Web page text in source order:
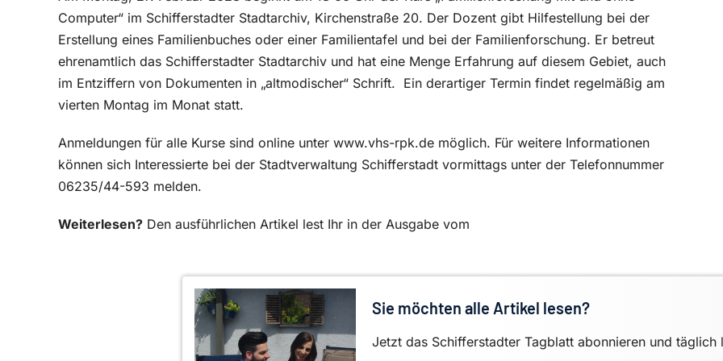
Computer“ im Schifferstadter Stadtarchiv, Kirchenstraße 20. Der Dozent gibt Hilfestellung bei der
Erstellung eines Familienbuches oder einer Familientafel und bei der Familienforschung. Er betreut
ehrenamtlich das Schifferstadter Stadtarchiv und hat eine Menge Erfahrung auf diesem Gebiet, auch
im Entziffern von Dokumenten in „altmodischer“ Schrift. Ein derartiger Termin findet regelmäßig am
vierten Montag im Monat statt.
Anmeldungen für alle Kurse sind online unter www.vhs-rpk.de möglich. Für weitere Informationen
können sich Interessierte bei der Stadtverwaltung Schifferstadt vormittags unter der Telefonnummer
06235/44-593 melden.
Weiterlesen? Den ausführlichen Artikel lest Ihr in der Ausgabe vom
Sie möchten alle Artikel lesen?
Jetzt das Schifferstadter Tagblatt abonnieren und täglich